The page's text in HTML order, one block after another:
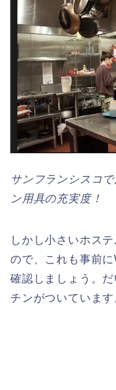
サンフランシスコ
ン用具の充実度！
しかし小さいホス
ので、これも事前
確認しましょう。
チンがついています